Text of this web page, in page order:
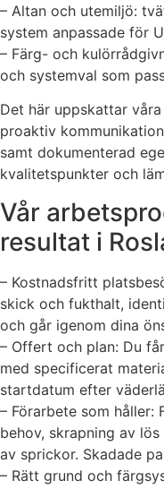
– Altan och utemiljö:
system anpassade för
– Färg- och
och systemval som
Det här uppskattar
proaktiv
samt dokumenterad
kvalitetspunkter och
Vår
resultat i
– Kostnadsfritt
skick och fukthalt,
och går igenom dina
– Offert och plan: Du
med specificerat
startdatum efter
– Förarbete som
behov, skrapning av
av sprickor. Skadade
– Rätt grund och